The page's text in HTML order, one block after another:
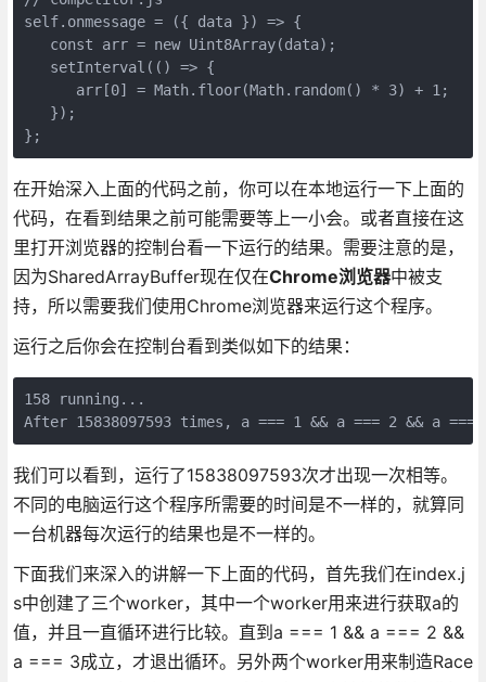
self.onmessage = ({ data }) => {
   const arr = new Uint8Array(data);
   setInterval(() => {
      arr[0] = Math.floor(Math.random() * 3) + 1;
   });
};
在开始深入上面的代码之前，你可以在本地运行一下上面的
代码，在看到结果之前可能需要等上一小会。或者直接在这
里打开浏览器的控制台看一下运行的结果。需要注意的是，
因为SharedArrayBuffer现在仅在Chrome浏览器中被支
持，所以需要我们使用Chrome浏览器来运行这个程序。
运行之后你会在控制台看到类似如下的结果：
158 running...
After 15838097593 times, a === 1 && a === 2 && a
我们可以看到，运行了15838097593次才出现一次相等。
不同的电脑运行这个程序所需要的时间是不一样的，就算同
一台机器每次运行的结果也是不一样的。
下面我们来深入的讲解一下上面的代码，首先我们在index.j
s中创建了三个worker，其中一个worker用来进行获取a的
值，并且一直循环进行比较。直到a === 1 && a === 2 &&
a === 3成立，才退出循环。另外两个worker用来制造Race